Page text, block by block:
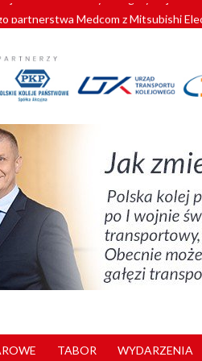
partnerstwa Medcom z Mitsubishi
znów szuka dostawcy
kolejowych w północnej
nowe standardy kategoryzacji
TABOR WYDARZENIA